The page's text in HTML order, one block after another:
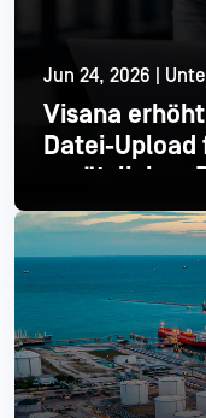
Jun 24, 2026 |
Visana
Datei-Upload
zusätzlichen
Mehr lesen